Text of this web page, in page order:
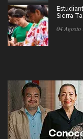
Sierra
04 Agosto